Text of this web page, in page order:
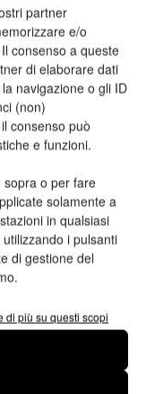
partner
e/o
consenso a queste
di elaborare dati
navigazione o gli ID
(non)
consenso può
e funzioni.
o per fare
solamente a
in qualsiasi
i pulsanti
di gestione del
di più su questi scopi
privacy*